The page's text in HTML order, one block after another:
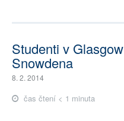
Studenti v
Snowdena
8. 2. 2014
čas čtení < 1 minuta